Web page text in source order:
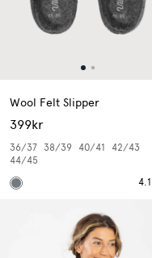
Wool Felt Slipper
399kr
36/37 38/39 40/41
42/43
44/45
4.1